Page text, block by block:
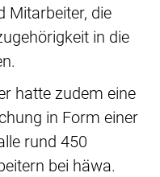
Mitarbeiter, die
in die
hatte zudem eine
in Form einer
rund 450
bei häwa.